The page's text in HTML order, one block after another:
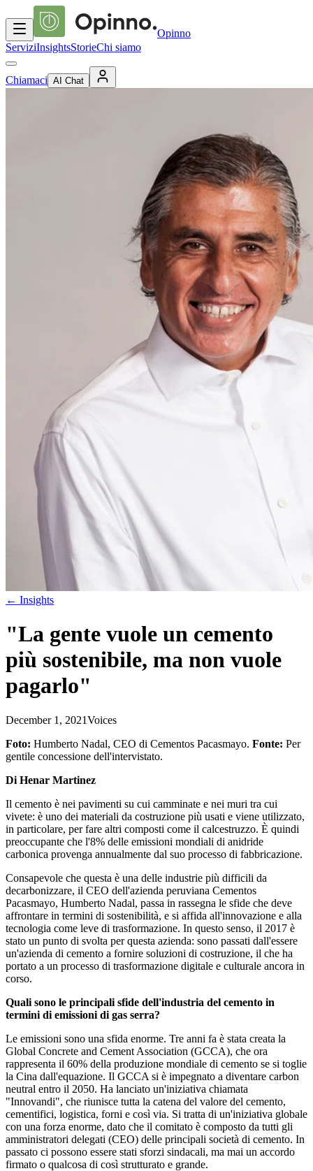
Opinno
ServiziInsightsStorieChi siamo
Chiamaci AI Chat
← Insights
"La gente vuole un cemento
più sostenibile, ma non vuole
pagarlo"
December 1, 2021Voices
Foto: Humberto Nadal, CEO di Cementos Pacasmayo. Fonte: Per
gentile concessione dell'intervistato.
Di Henar Martinez
Il cemento è nei pavimenti su cui camminate e nei muri tra cui
vivete: è uno dei materiali da costruzione più usati e viene utilizzato,
in particolare, per fare altri composti come il calcestruzzo. È quindi
preoccupante che l'8% delle emissioni mondiali di anidride
carbonica provenga annualmente dal suo processo di fabbricazione.
Consapevole che questa è una delle industrie più difficili da
decarbonizzare, il CEO dell'azienda peruviana Cementos
Pacasmayo, Humberto Nadal, passa in rassegna le sfide che deve
affrontare in termini di sostenibilità, e si affida all'innovazione e alla
tecnologia come leve di trasformazione. In questo senso, il 2017 è
stato un punto di svolta per questa azienda: sono passati dall'essere
un'azienda di cemento a fornire soluzioni di costruzione, il che ha
portato a un processo di trasformazione digitale e culturale ancora in
corso.
Quali sono le principali sfide dell'industria del cemento in
termini di emissioni di gas serra?
Le emissioni sono una sfida enorme. Tre anni fa è stata creata la
Global Concrete and Cement Association (GCCA), che ora
rappresenta il 60% della produzione mondiale di cemento se si toglie
la Cina dall'equazione. Il GCCA si è impegnato a diventare carbon
neutral entro il 2050. Ha lanciato un'iniziativa chiamata
"Innovandi", che riunisce tutta la catena del valore del cemento,
cementifici, logistica, forni e così via. Si tratta di un'iniziativa globale
con una forza enorme, dato che il comitato è composto da tutti gli
amministratori delegati (CEO) delle principali società di cemento. In
passato ci possono essere stati sforzi sindacali, ma mai un accordo
firmato o qualcosa di così strutturato e grande.